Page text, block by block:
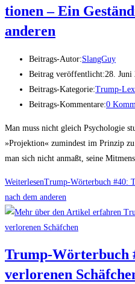
tio­nen – Ein
anderen
Beitrags-Autor:SlangGuy
Beitrag veröffentlicht:28. Juni
Beitrags-Kategorie:Trump-
Beitrags-Kommentare:0
Man muss nicht gleich Psychologie
»Projektion« zumindest im Prinzip
man sich nicht anmaßt, seine
WeiterlesenTrump-Wör­ter­buch #40:
nach dem anderen
Trump-Wör­ter­buch
ver­lo­re­nen